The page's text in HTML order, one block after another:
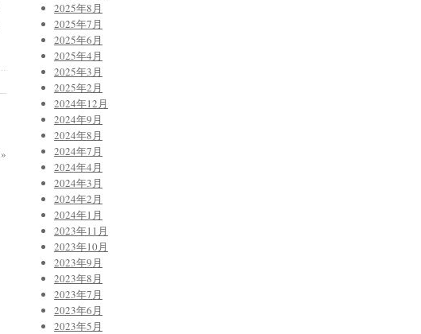
»
2025年8月
2025年7月
2025年6月
2025年4月
2025年3月
2025年2月
2024年12月
2024年9月
2024年8月
2024年7月
2024年4月
2024年3月
2024年2月
2024年1月
2023年11月
2023年10月
2023年9月
2023年8月
2023年7月
2023年6月
2023年5月